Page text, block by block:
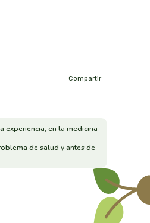
Compartir
experiencia, en la medicina
de salud y antes de